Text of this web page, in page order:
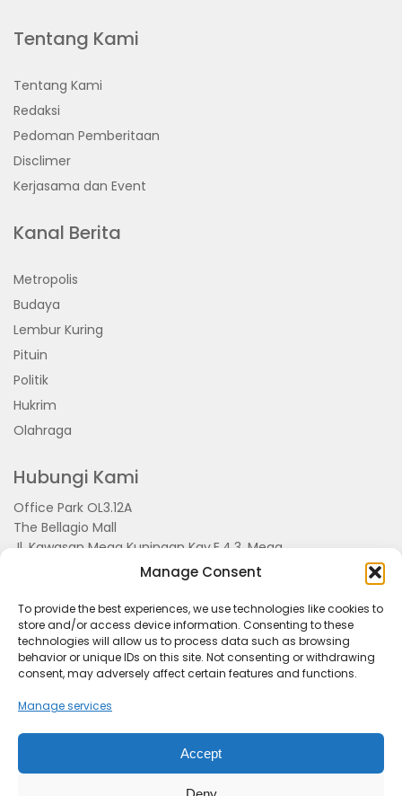
Manage Consent
To provide the best experiences, we use technologies like cookies to
store and/or access device information. Consenting to these
technologies will allow us to process data such as browsing
behavior or unique IDs on this site. Not consenting or withdrawing
consent, may adversely affect certain features and functions.
Manage services
Accept
Tentang Kami
Tentang Kami
Redaksi
Pedoman Pemberitaan
Disclimer
Kerjasama dan Event
Kanal Berita
Metropolis
Budaya
Lembur Kuring
Pituin
Politik
Hukrim
Olahraga
Hubungi Kami
Office Park OL3.12A
The Bellagio Mall
Jl. Kawasan Mega Kuningan Kav.E.4.3, Mega
Kuningan, Kel. Kuningan Timur,
Kec.Setiabudi, Jakarta Selatan 15810
Kerjasama dan Event